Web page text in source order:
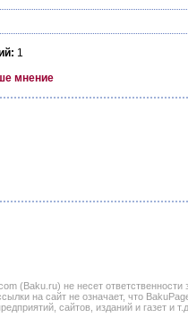
1
мнение
не несет ответственности
на сайт не означает, что
сайтов, изданий и газет и